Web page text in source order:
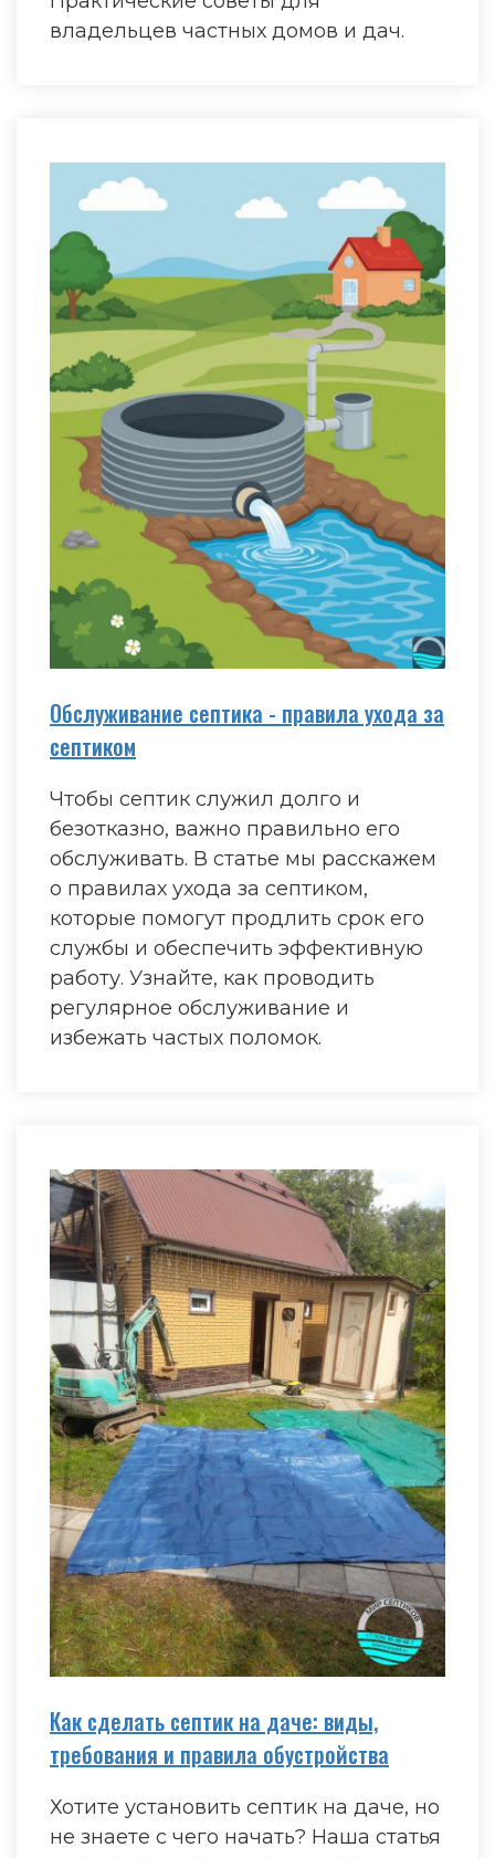
владельцев частных домов и дач.
Обслуживание септика - правила ухода за
септиком
Чтобы септик служил долго и
безотказно, важно правильно его
обслуживать. В статье мы расскажем
о правилах ухода за септиком,
которые помогут продлить срок его
службы и обеспечить эффективную
работу. Узнайте, как проводить
регулярное обслуживание и
избежать частых поломок.
Как сделать септик на даче: виды,
требования и правила обустройства
Хотите установить септик на даче, но
не знаете с чего начать? Наша статья